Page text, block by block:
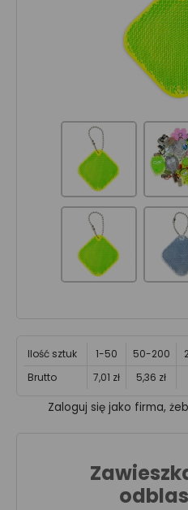
Ilość sztuk 1-50 50-200
Brutto
7,01 zł 5,36 zł
Zaloguj się jako firma,